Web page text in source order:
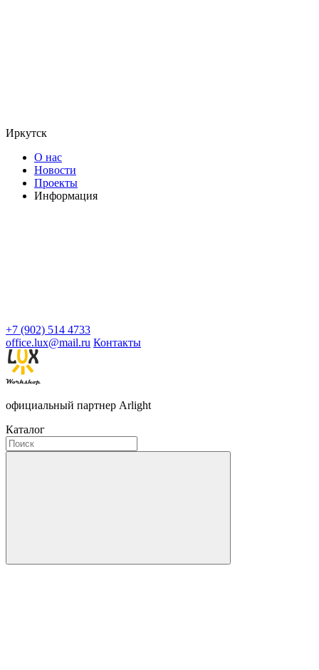
Иркутск
О нас
Новости
Проекты
Информация
+7 (902) 514 4733
office.lux@mail.ru Контакты
официальный партнер Arlight
Каталог